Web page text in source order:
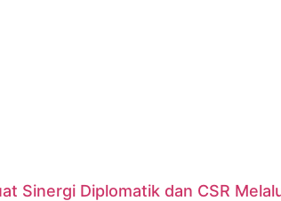
Sinergi Diplomatik dan CSR